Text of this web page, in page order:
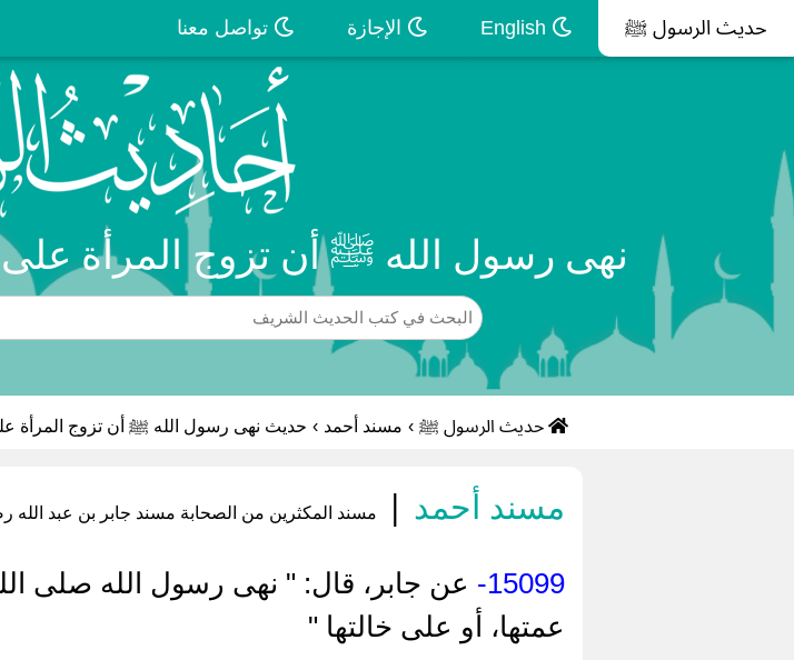
حديث الرسول ﷺ الإجازة تواصل معنا
نهى رسول الله ﷺ أن تزوج المرأة
حديث الرسول ﷺ › مسند أحمد › حديث نهى رسول الله ﷺ أن تزوج المرأة
مسند أحمد | مسند المكثرين من الصحابة مسند جابر بن عبد الله رضي
15099-
عن جابر، قال: " نهى رسول الله صلى
عمتها، أو على خالتها "